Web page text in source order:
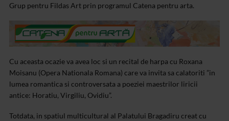
Grup pentru Fildas Art prin programul Catena pentru arta.
Cu aceasta ocazie va avea loc si un recital de harpa cu Roxana
Moisanu (Opera Nationala Romana) care va invita sa calatoriti ”in
lumea romantica si controversata a poeziei maestrilor liricii
antice: Horatiu, Virgiliu, Ovidiu”.
Totdata, in spatiul multicultural al Palatului Bragadiru creat cu